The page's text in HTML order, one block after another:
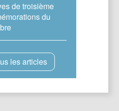
de troisième
du
les articles